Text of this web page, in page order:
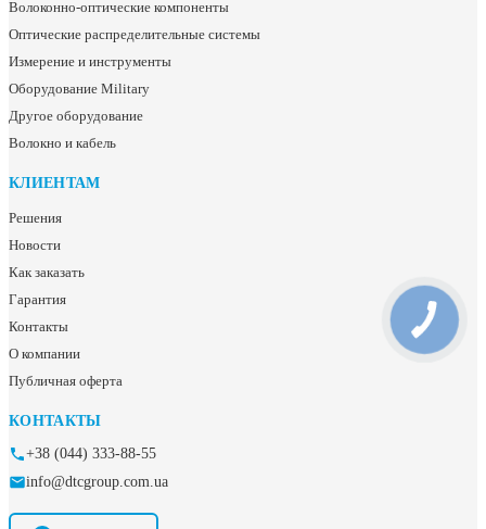
Волоконно-оптические компоненты
Оптические распределительные системы
Измерение и инструменты
Оборудование Military
Другое оборудование
Волокно и кабель
КЛИЕНТАМ
Решения
Новости
Как заказать
Гарантия
Контакты
О компании
Публичная оферта
КОНТАКТЫ
+38 (044) 333-88-55
info@dtcgroup.com.ua